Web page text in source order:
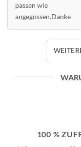
passen wie
angegossen.Danke
100 %